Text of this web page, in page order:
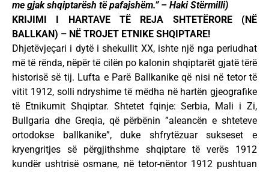
me gjak shqiptarësh të pafajshëm.” – Haki Stërmilli)
KRIJIMI I HARTAVE TË REJA SHTETËRORE (NË
BALLKAN) – NË TROJET ETNIKE SHQIPTARE!
Dhjetëvjeçari i dytë i shekullit XX, ishte një nga periudhat
më të rënda, nëpër të cilën po kalonin shqiptarët gjatë tërë
historisë së tij. Lufta e Parë Ballkanike që nisi në tetor të
vitit 1912, solli ndryshime të mëdha në hartën gjeografike
të Etnikumit Shqiptar. Shtetet fqinje: Serbia, Mali i Zi,
Bullgaria dhe Greqia, që përbënin ”aleancën e shteteve
ortodokse ballkanike”, duke shfrytëzuar sukseset e
kryengritjes së përgjithshme shqiptare të verës 1912
kundër ushtrisë osmane, në tetor-nëntor 1912 pushtuan